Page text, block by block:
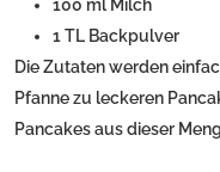
100 ml Milch
1 TL Backpulver
Die Zutaten werden
Pfanne zu leckeren
Pancakes aus dieser